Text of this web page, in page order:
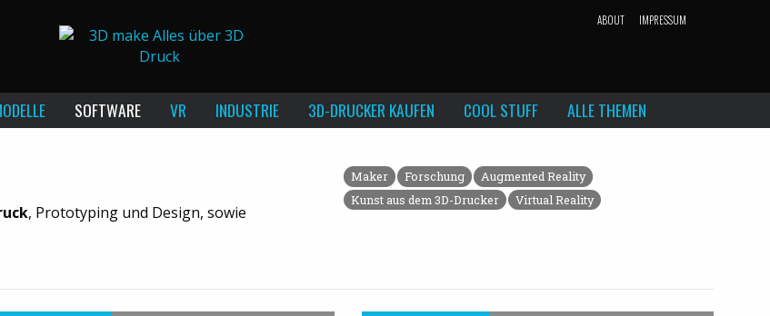
ABOUT IMPRESSUM
SOFTWARE VR INDUSTRIE 3D-DRUCKER KAUFEN COOL STUFF ALLE THEMEN
, Prototyping und Design, sowie
Maker Forschung
Augmented Reality
Kunst aus dem 3D-Drucker
Virtual Reality